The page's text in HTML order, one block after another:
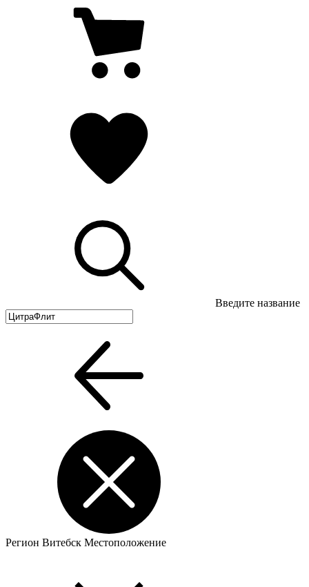
Введите название
Регион Витебск Местоположение